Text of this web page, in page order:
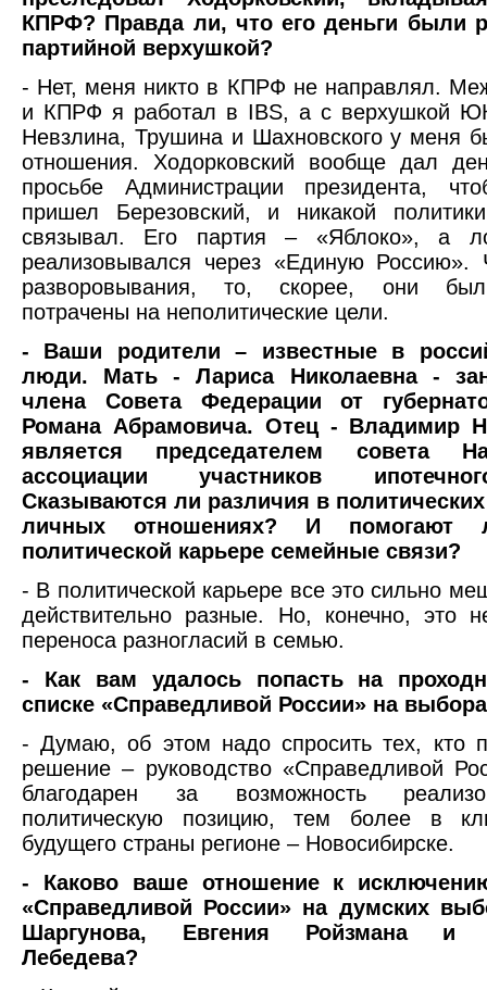
КПРФ? Правда ли, что его деньги были
партийной верхушкой?
- Нет, меня никто в КПРФ не направлял.
и КПРФ я работал в IBS, а с верхушкой
Невзлина, Трушина и Шахновского у меня
отношения. Ходорковский вообще дал
просьбе Администрации президента,
пришел Березовский, и никакой
связывал. Его партия – «Яблоко», а
реализовывался через «Единую Россию».
разворовывания, то, скорее, они
потрачены на неполитические цели.
- Ваши родители – известные в
люди. Мать - Лариса Николаевна -
члена Совета Федерации от
Романа Абрамовича. Отец - Владимир
является председателем совета
ассоциации участников
Сказываются ли различия в политических
личных отношениях? И
политической карьере семейные связи?
- В политической карьере все это сильно
действительно разные. Но, конечно, это
переноса разногласий в семью.
- Как вам удалось попасть на
списке «Справедливой России» на
- Думаю, об этом надо спросить тех, кто
решение – руководство «Справедливой
благодарен за возможность
политическую позицию, тем более в
будущего страны регионе – Новосибирске.
- Каково ваше отношение к
«Справедливой России» на думских
Шаргунова, Евгения Ройзмана и
Лебедева?